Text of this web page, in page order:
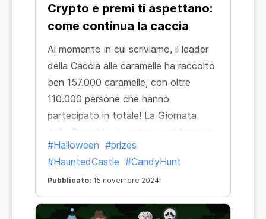
Crypto e premi ti aspettano:
come continua la caccia
Al momento in cui scriviamo, il leader
della Caccia alle caramelle ha raccolto
ben 157.000 caramelle, con oltre
110.000 persone che hanno
partecipato in totale! La Giornata
dello Scambio si avvicina rapidamente,
così come l'estrazione di 13 preziosi
premi!
#Halloween #prizes
#HauntedCastle #CandyHunt
Pubblicato: 15 novembre 2024